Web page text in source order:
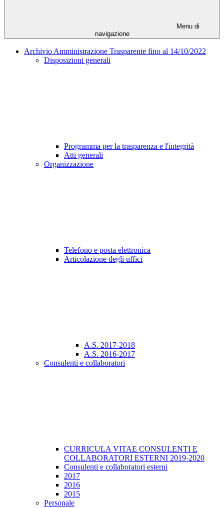
Menu di
navigazione
Archivio Amministrazione Trasparente fino al 14/10/2022
Disposizioni generali
Programma per la trasparenza e l'integrità
Atti generali
Organizzazione
Telefono e posta elettronica
Articolazione degli uffici
A.S. 2017-2018
A.S. 2016-2017
Consulenti e collaboratori
CURRICULA VITAE CONSULENTI E
COLLABORATORI ESTERNI 2019-2020
Consulenti e collaboratori esterni
2017
2016
2015
Personale